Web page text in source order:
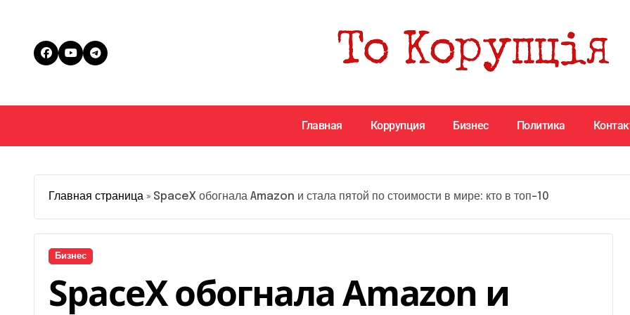
Главная Коррупция Бизнес Политика
Главная страница » SpaceX обогнала Amazon и стала пятой по стоимости в мире: кто в топ-10
Бизнес
SpaceX обогнала Amazon и